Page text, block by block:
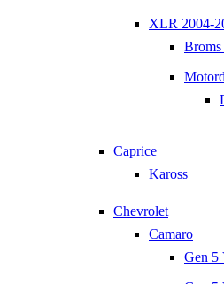
XLR 2004-
Caprice
Kaross
Chevrolet
Camaro
Gen 5